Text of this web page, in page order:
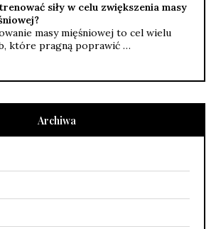
siły w celu zwiększenia masy
masy mięśniowej to cel wielu
które pragną poprawić …
Archiwa